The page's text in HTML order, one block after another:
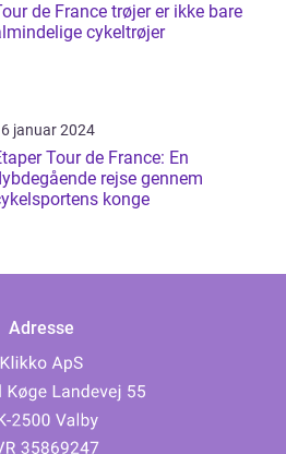
de France trøjer er ikke bare
cykeltrøjer
januar 2024
Tour de France: En
rejse gennem
konge
Adresse